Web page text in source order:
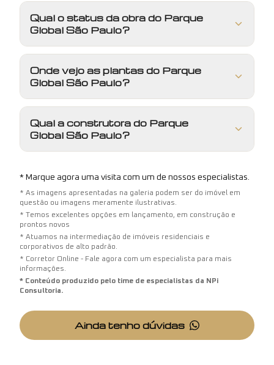
Qual o status da obra do Parque
Global São Paulo?
Onde vejo as plantas do Parque
Global São Paulo?
Qual a construtora do Parque
Global São Paulo?
* Marque agora uma visita com um de nossos especialistas.
* As imagens apresentadas na galeria podem ser do imóvel em
questão ou imagens meramente ilustrativas.
* Temos excelentes opções em lançamento, em construção e
prontos novos
* Atuamos na intermediação de imóveis residenciais e
corporativos de alto padrão.
* Corretor Online - Fale agora com um especialista para mais
informações.
* Conteúdo produzido pelo time de especialistas da NPi
Consultoria.
Ainda tenho dúvidas